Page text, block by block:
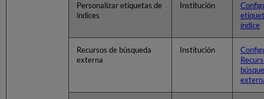
Personalizar etiquetas de
índices
Institución
índice
Recursos de búsqueda
externa
Institución